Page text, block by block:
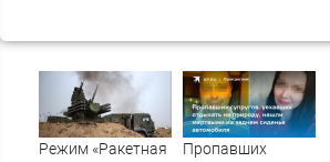
Режим «Ракетная
Пропавших